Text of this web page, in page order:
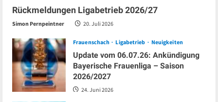
Rückmeldungen Ligabetrieb 2026/27
Simon Pernpeintner 20. Juli 2026
Frauenschach Ligabetrieb Neuigkeiten
Update vom 06.07.26: Ankündigung
Bayerische Frauenliga – Saison
2026/2027
24. Juni 2026